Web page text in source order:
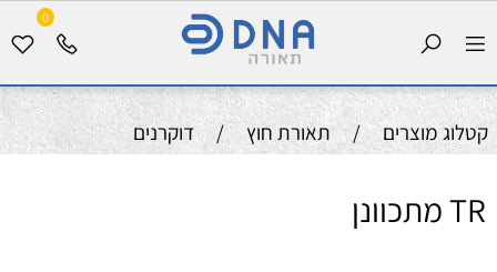
0
קטלוג מוצרים / תאורת חוץ / דוקרנים
TR מתכוונן